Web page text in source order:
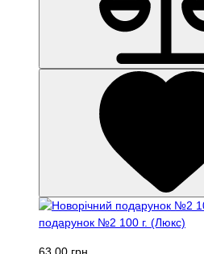
подарунок №2 100 г. (Люкс)
63.00 грн